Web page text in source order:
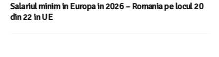
Salariul minim in Europa in 2026 – Romania pe locul 20
din 22 in UE